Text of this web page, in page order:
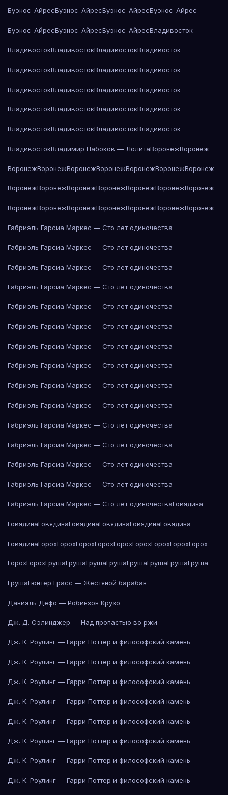
Буэнос-АйресБуэнос-АйресБуэнос-АйресБуэнос-Айрес
Буэнос-АйресБуэнос-АйресБуэнос-АйресВладивосток
ВладивостокВладивостокВладивостокВладивосток
ВладивостокВладивостокВладивостокВладивосток
ВладивостокВладивостокВладивостокВладивосток
ВладивостокВладивостокВладивостокВладивосток
ВладивостокВладивостокВладивостокВладивосток
ВладивостокВладимир Набоков — ЛолитаВоронежВоронеж
ВоронежВоронежВоронежВоронежВоронежВоронежВоронеж
ВоронежВоронежВоронежВоронежВоронежВоронежВоронеж
ВоронежВоронежВоронежВоронежВоронежВоронежВоронеж
Габриэль Гарсиа Маркес — Сто лет одиночества
Габриэль Гарсиа Маркес — Сто лет одиночества
Габриэль Гарсиа Маркес — Сто лет одиночества
Габриэль Гарсиа Маркес — Сто лет одиночества
Габриэль Гарсиа Маркес — Сто лет одиночества
Габриэль Гарсиа Маркес — Сто лет одиночества
Габриэль Гарсиа Маркес — Сто лет одиночества
Габриэль Гарсиа Маркес — Сто лет одиночества
Габриэль Гарсиа Маркес — Сто лет одиночества
Габриэль Гарсиа Маркес — Сто лет одиночества
Габриэль Гарсиа Маркес — Сто лет одиночества
Габриэль Гарсиа Маркес — Сто лет одиночества
Габриэль Гарсиа Маркес — Сто лет одиночества
Габриэль Гарсиа Маркес — Сто лет одиночества
Габриэль Гарсиа Маркес — Сто лет одиночестваГовядина
ГовядинаГовядинаГовядинаГовядинаГовядинаГовядина
ГовядинаГорохГорохГорохГорохГорохГорохГорохГорохГорох
ГорохГорохГрушаГрушаГрушаГрушаГрушаГрушаГрушаГруша
ГрушаГюнтер Грасс — Жестяной барабан
Даниэль Дефо — Робинзон Крузо
Дж. Д. Сэлинджер — Над пропастью во ржи
Дж. К. Роулинг — Гарри Поттер и философский камень
Дж. К. Роулинг — Гарри Поттер и философский камень
Дж. К. Роулинг — Гарри Поттер и философский камень
Дж. К. Роулинг — Гарри Поттер и философский камень
Дж. К. Роулинг — Гарри Поттер и философский камень
Дж. К. Роулинг — Гарри Поттер и философский камень
Дж. К. Роулинг — Гарри Поттер и философский камень
Дж. К. Роулинг — Гарри Поттер и философский камень